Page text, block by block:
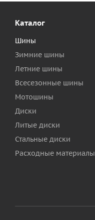
Каталог
Шины
Зимние шины
Летние шины
Всесезонные шины
Мотошины
Диски
Литые диски
Стальные диски
Расходные материалы